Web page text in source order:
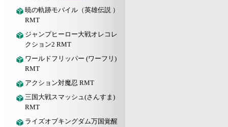
暁の軌跡モバイル（英雄伝説 ）
RMT
ジャンプヒーロー大戦オレコレ
クション2 RMT
ワールドフリッパー (ワーフリ)
RMT
アクション対魔忍 RMT
三国大戦スマッシュ(さんすま)
RMT
ライズオブキングダム万国覚醒